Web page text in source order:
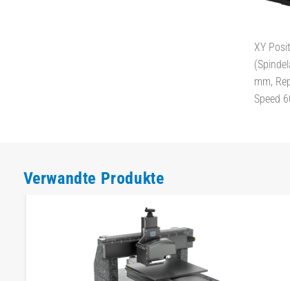
XY
mm,
Speed
Verwandte Produkte